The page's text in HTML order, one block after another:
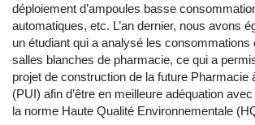
déploiement d’ampoules basse
automatiques, etc. L’an dernier, nous avons
un étudiant qui a analysé les consommations
salles blanches de pharmacie, ce qui a
projet de construction de la future Pharmacie
(PUI) afin d’être en meilleure adéquation
la norme Haute Qualité Environnementale